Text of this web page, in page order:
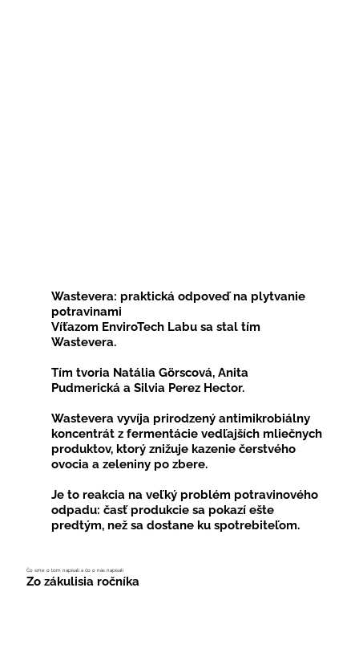
Wastevera: praktická odpoveď na plytvanie
potravinami
Víťazom EnviroTech Labu sa stal tím
Wastevera.
Tím tvoria Natália Görscová, Anita
Pudmerická a Silvia Perez Hector.
Wastevera vyvíja prirodzený antimikrobiálny
koncentrát z fermentácie vedľajších mliečnych
produktov, ktorý znižuje kazenie čerstvého
ovocia a zeleniny po zbere.
Je to reakcia na veľký problém potravinového
odpadu: časť produkcie sa pokazí ešte
predtým, než sa dostane ku spotrebiteľom.
Čo sme o tom napísali a čo o nás napísali
Zo zákulisia ročníka